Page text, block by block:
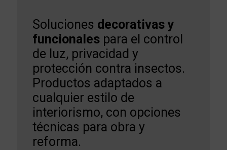
Soluciones decorativas y
funcionalespara el control
de luz, privacidad y
protección contra insectos.
Productos adaptados a
cualquier estilo de
interiorismo, con opciones
técnicas para obra y
reforma.